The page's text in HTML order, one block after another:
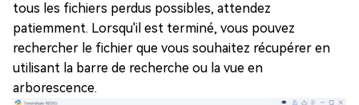
tous les fichiers perdus possibles, attendez
patiemment. Lorsqu'il est terminé, vous pouvez
rechercher le fichier que vous souhaitez récupérer en
utilisant la barre de recherche ou la vue en
arborescence.